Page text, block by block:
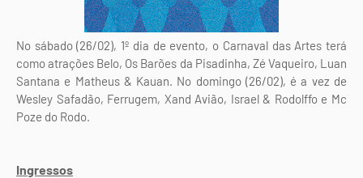
No sábado (26/02), 1º dia de evento, o Carnaval das Artes terá
como atrações Belo, Os Barões da Pisadinha, Zé Vaqueiro, Luan
Santana e Matheus & Kauan. No domingo (26/02), é a vez de
Wesley Safadão, Ferrugem, Xand Avião, Israel & Rodolffo e Mc
Poze do Rodo.
Ingressos